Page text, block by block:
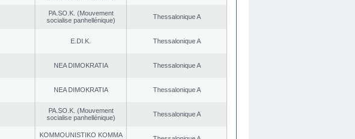
PA.SO.K. (Mouvement
socialise panhellénique)
Thessalonique A
E.DI.K. Thessalonique A
NEA DΙMOKRATIA Thessalonique A
NEA DΙMOKRATIA Thessalonique A
PA.SO.K. (Mouvement
socialise panhellénique)
Thessalonique A
KOMMOUNISTIKO KOMMA